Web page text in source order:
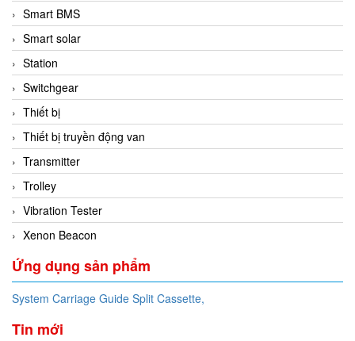
Smart BMS
Smart solar
Station
Switchgear
Thiết bị
Thiết bị truyền động van
Transmitter
Trolley
Vibration Tester
Xenon Beacon
Ứng dụng sản phẩm
System Carriage Guide Split Cassette,
Tin mới